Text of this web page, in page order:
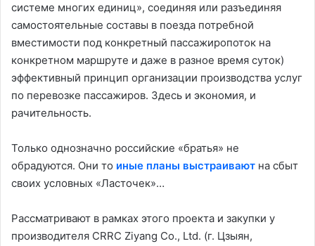
системе многих единиц», соединяя или разъединяя
самостоятельные составы в поезда потребной
вместимости под конкретный пассажиропоток на
конкретном маршруте и даже в разное время суток)
эффективный принцип организации производства услуг
по перевозке пассажиров. Здесь и экономия, и
рачительность.
Только однозначно российские «братья» не
обрадуются. Они то иные планы выстраивают на сбыт
своих условных «Ласточек»…
Рассматривают в рамках этого проекта и закупки у
производителя CRRC Ziyang Co., Ltd. (г. Цзыян,